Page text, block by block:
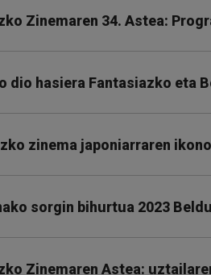
Zinemaren 34. Astea:
dio hasiera Fantasiazko eta
zinema japoniarraren
sorgin bihurtua 2023
Zinemaren Astea: